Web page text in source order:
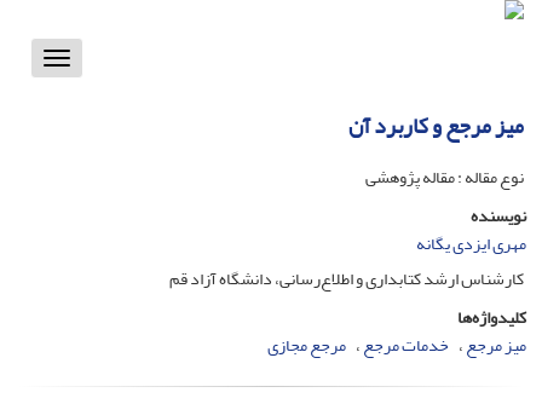
Toggle
میز مرجع و کاربرد آن
نوع مقاله : مقاله پژوهشی
نویسنده
مهری ایزدی یگانه
کارشناس ارشد کتابداری و اطلاع‌رسانی، دانشگاه آزاد قم
کلیدواژه‌ها
میز مرجع خدمات مرجع مرجع مجازی